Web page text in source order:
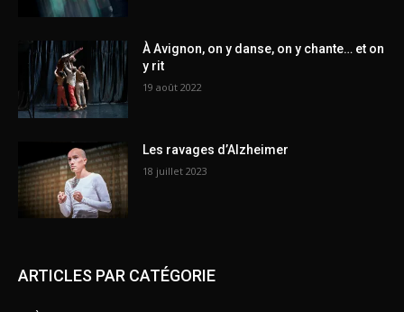
À Avignon, on y danse, on y chante… et on
y rit
19 août 2022
Les ravages d’Alzheimer
18 juillet 2023
ARTICLES PAR CATÉGORIE